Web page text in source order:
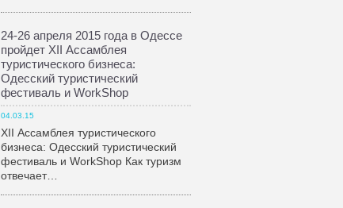
24-26 апреля 2015 года в Одессе
пройдет XII Ассамблея
туристического бизнеса:
Одесский туристический
фестиваль и WorkShop
04.03.15
XII Ассамблея туристического
бизнеса: Одесский туристический
фестиваль и WorkShop Как туризм
отвечает…